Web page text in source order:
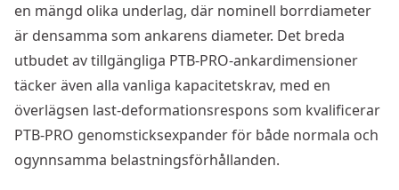
en mängd olika underlag, där nominell borrdiameter
är densamma som ankarens diameter. Det breda
utbudet av tillgängliga PTB-PRO-ankardimensioner
täcker även alla vanliga kapacitetskrav, med en
överlägsen last-deformationsrespons som kvalificerar
PTB-PRO genomsticksexpander för både normala och
ogynnsamma belastningsförhållanden.